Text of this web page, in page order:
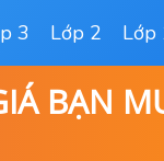
3 Lớp 2 Lớp
BẠN